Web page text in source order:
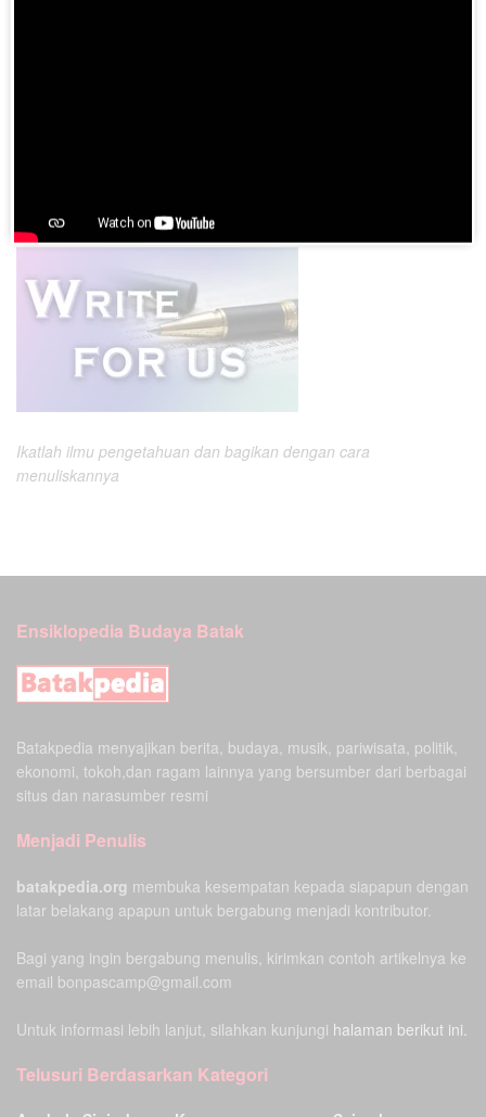
Ikatlah ilmu pengetahuan dan bagikan dengan cara
menuliskannya
Ensiklopedia Budaya Batak
Batakpedia menyajikan berita, budaya, musik, pariwisata, politik,
ekonomi, tokoh,dan ragam lainnya yang bersumber dari berbagai
situs dan narasumber resmi
Menjadi Penulis
batakpedia.org membuka kesempatan kepada siapapun dengan
latar belakang apapun untuk bergabung menjadi kontributor.
Bagi yang ingin bergabung menulis, kirimkan contoh artikelnya ke
email bonpascamp@gmail.com
Untuk informasi lebih lanjut, silahkan kunjungi halaman berikut ini.
Telusuri Berdasarkan Kategori